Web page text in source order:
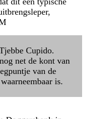
Cupido.
net de kont van
van de
is.